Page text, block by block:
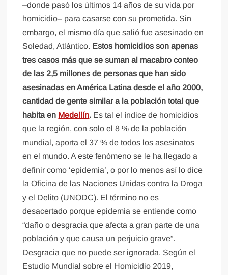
–donde pasó los últimos 14 años de su vida por
homicidio– para casarse con su prometida. Sin
embargo, el mismo día que salió fue asesinado en
Soledad, Atlántico. Estos homicidios son apenas
tres casos más que se suman al macabro conteo
de las 2,5 millones de personas que han sido
asesinadas en América Latina desde el año 2000,
cantidad de gente similar a la población total que
habita en Medellín. Es tal el índice de homicidios
que la región, con solo el 8 % de la población
mundial, aporta el 37 % de todos los asesinatos
en el mundo. A este fenómeno se le ha llegado a
definir como ‘epidemia’, o por lo menos así lo dice
la Oficina de las Naciones Unidas contra la Droga
y el Delito (UNODC). El término no es
desacertado porque epidemia se entiende como
“daño o desgracia que afecta a gran parte de una
población y que causa un perjuicio grave”.
Desgracia que no puede ser ignorada. Según el
Estudio Mundial sobre el Homicidio 2019,